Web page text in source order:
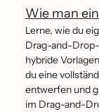
Wie man
Lerne, wie du
Drag-and-
hybride
du eine
entwerfen und
im Drag-and-